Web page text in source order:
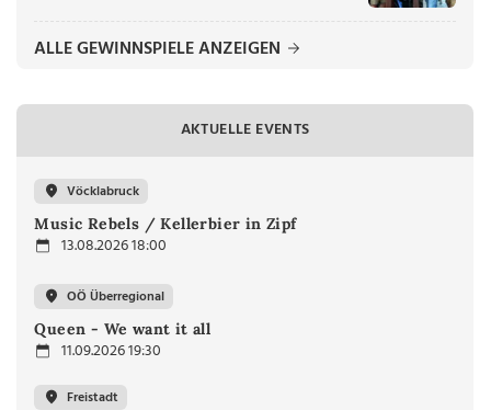
ALLE GEWINNSPIELE ANZEIGEN
AKTUELLE EVENTS
Vöcklabruck
Music Rebels / Kellerbier in Zipf
13.08.2026 18:00
OÖ Überregional
Queen - We want it all
11.09.2026 19:30
Freistadt